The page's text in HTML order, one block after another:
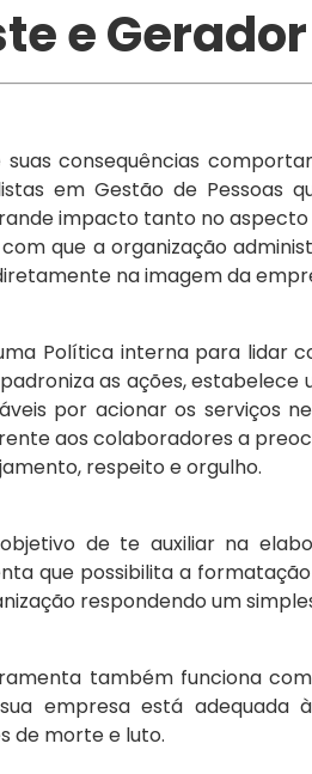
e
consequências
em Gestão de Pessoas
impacto tanto no
que a organização
na imagem da
Política interna para lidar
as ações,
por acionar os serviços
aos colaboradores a
respeito e orgulho.
de te auxiliar na
que possibilita a
respondendo um
também funciona
empresa está adequada
de morte e luto.